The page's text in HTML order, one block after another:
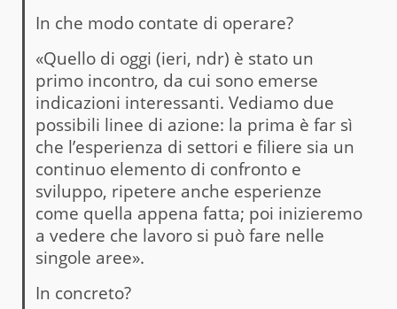
In che modo contate di operare?
«Quello di oggi (ieri, ndr) è stato un
primo incontro, da cui sono emerse
indicazioni interessanti. Vediamo due
possibili linee di azione: la prima è far sì
che l’esperienza di settori e filiere sia un
continuo elemento di confronto e
sviluppo, ripetere anche esperienze
come quella appena fatta; poi inizieremo
a vedere che lavoro si può fare nelle
singole aree».
In concreto?